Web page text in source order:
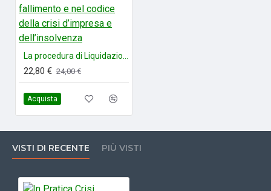
22,80 € 24,00 €
Acquista
VISTI DI RECENTE PIÙ VISTI